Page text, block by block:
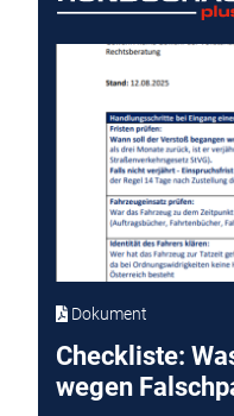
Dokument
Checkliste:
wegen